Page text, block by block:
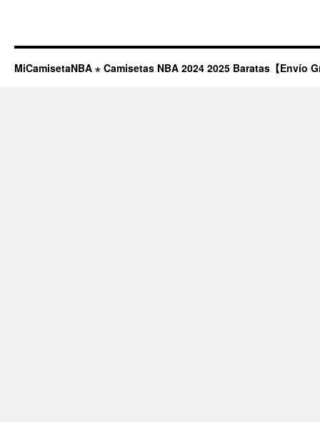
MiCamisetaNBA ⋆ Camisetas NBA 2024 2025 Baratas【Envío